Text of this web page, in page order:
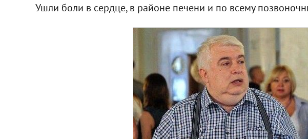
Ушли боли в сердце, в районе печени и по всему